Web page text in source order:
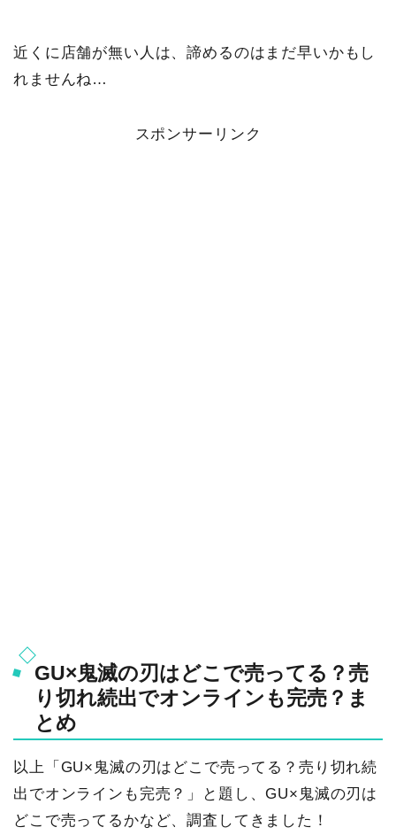
近くに店舗が無い人は、諦めるのはまだ早いかもし
れませんね…
スポンサーリンク
GU×鬼滅の刃はどこで売ってる？売
り切れ続出でオンラインも完売？ま
とめ
以上「GU×鬼滅の刃はどこで売ってる？売り切れ続
出でオンラインも完売？」と題し、GU×鬼滅の刃は
どこで売ってるかなど、調査してきました！